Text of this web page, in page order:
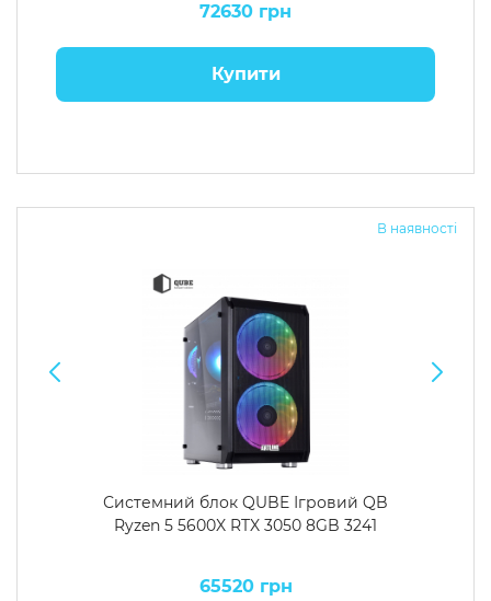
72630 грн
Купити
В наявності
Системний блок QUBE Ігровий QB
Ryzen 5 5600X RTX 3050 8GB 3241
65520 грн